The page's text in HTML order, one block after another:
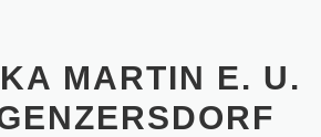
MARTIN E. U.